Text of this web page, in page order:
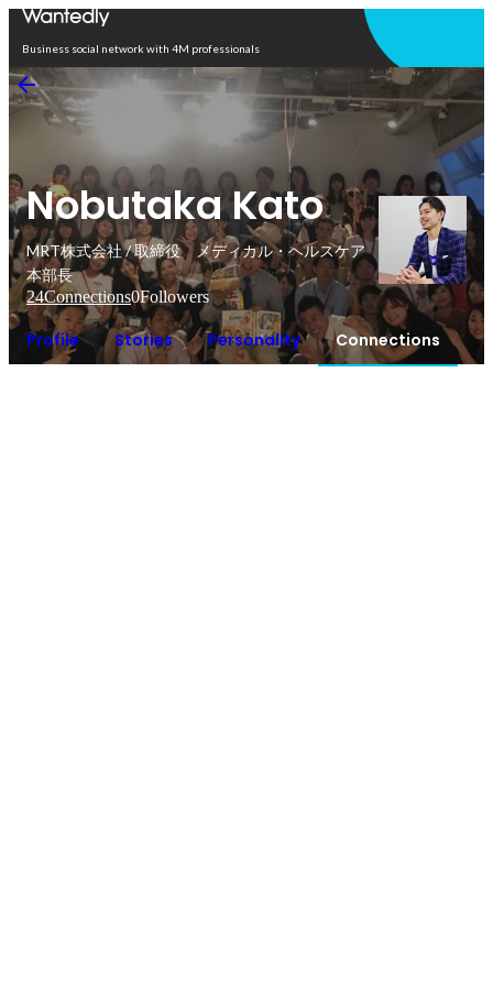
Business social network with 4M professionals
Nobutaka Kato
MRT株式会社 / 取締役 メディカル・ヘルスケア
本部長
24Connections0Followers
Profile Stories Personality Connections